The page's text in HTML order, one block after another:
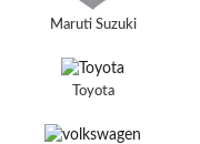
Maruti Suzuki
Toyota